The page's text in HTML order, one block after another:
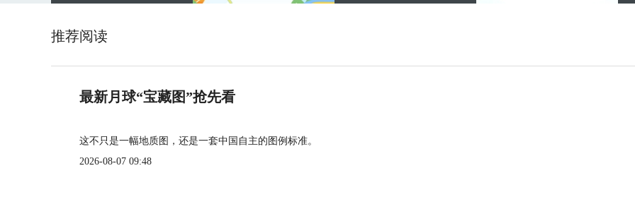
推荐阅读
最新月球“宝藏图”抢先看
这不只是一幅地质图，还是一套中国自主的图例标准。
2026-08-07 09:48